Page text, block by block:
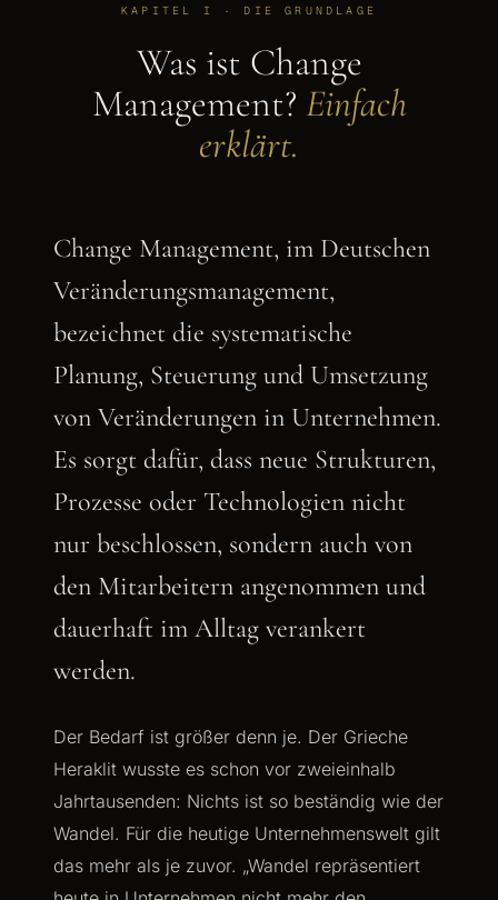
KAPITEL I · DIE GRUNDLAGE
Was ist Change
Management? Einfach
erklärt.
Change Management, im Deutschen
Veränderungsmanagement,
bezeichnet die systematische
Planung, Steuerung und Umsetzung
von Veränderungen in Unternehmen.
Es sorgt dafür, dass neue Strukturen,
Prozesse oder Technologien nicht
nur beschlossen, sondern auch von
den Mitarbeitern angenommen und
dauerhaft im Alltag verankert
werden.
Der Bedarf ist größer denn je. Der Grieche
Heraklit wusste es schon vor zweieinhalb
Jahrtausenden: Nichts ist so beständig wie der
Wandel. Für die heutige Unternehmenswelt gilt
das mehr als je zuvor. „Wandel repräsentiert